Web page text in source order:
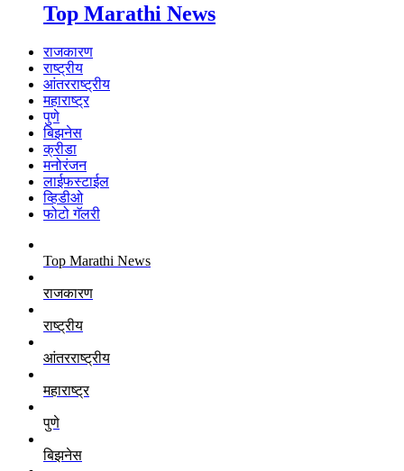
Top Marathi News
राजकारण
राष्ट्रीय
आंतरराष्ट्रीय
महाराष्ट्र
पुणे
बिझनेस
क्रीडा
मनोरंजन
लाईफस्टाईल
व्हिडीओ
फोटो गॅलरी
Top Marathi News
राजकारण
राष्ट्रीय
आंतरराष्ट्रीय
महाराष्ट्र
पुणे
बिझनेस